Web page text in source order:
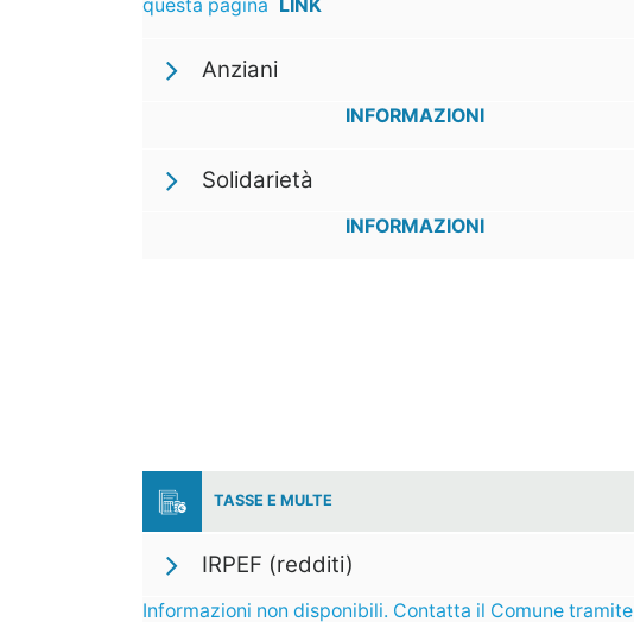
questa pagina LINK
Anziani
INFORMAZIONI
Solidarietà
INFORMAZIONI
TASSE E MULTE
IRPEF (redditi)
Informazioni non disponibili. Contatta il Comune tramite